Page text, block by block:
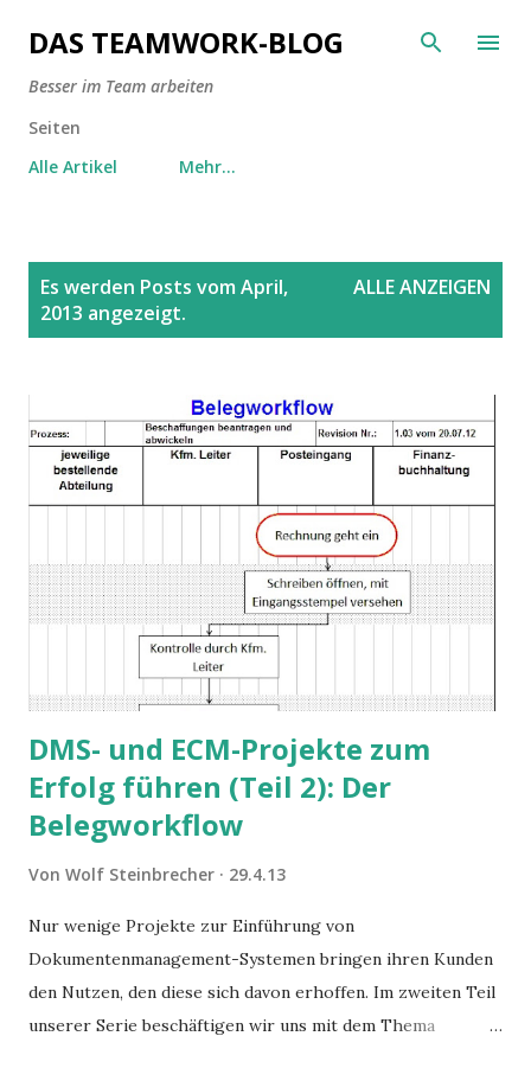
Direkt zum Hauptbereich
DAS TEAMWORK-BLOG
Besser im Team arbeiten
Seiten
Alle Artikel
Mehr…
Es werden Posts vom April,
2013 angezeigt.
ALLE ANZEIGEN
DMS- und ECM-Projekte zum
Erfolg führen (Teil 2): Der
Belegworkflow
Von Wolf Steinbrecher 29.4.13
Nur wenige Projekte zur Einführung von
Dokumentenmanagement-Systemen bringen ihren Kunden
den Nutzen, den diese sich davon erhoffen. Im zweiten Teil
unserer Serie beschäftigen wir uns mit dem Thema